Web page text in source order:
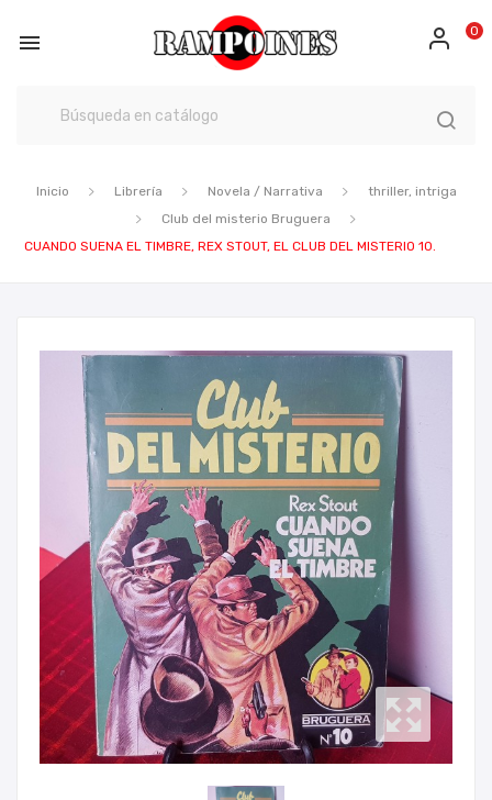
 0
Inicio Librería Novela / Narrativa
thriller, intriga
Club del misterio Bruguera
CUANDO SUENA EL TIMBRE, REX STOUT, EL CLUB DEL MISTERIO 10.